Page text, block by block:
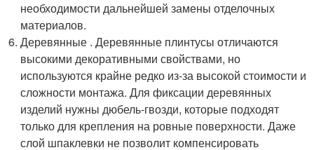
необходимости дальнейшей замены отделочных
материалов.
Деревянные . Деревянные плинтусы отличаются
высокими декоративными свойствами, но
используются крайне редко из-за высокой стоимости и
сложности монтажа. Для фиксации деревянных
изделий нужны дюбель-гвозди, которые подходят
только для крепления на ровные поверхности. Даже
слой шпаклевки не позволит компенсировать